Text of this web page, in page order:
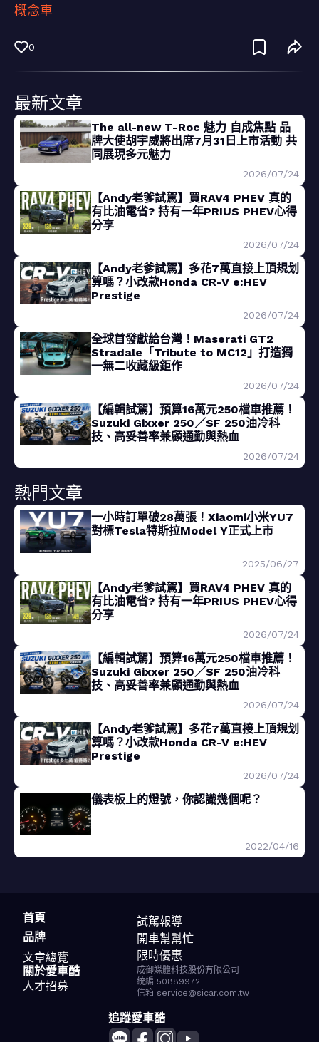
概念車
0
最新文章
The all-new T-Roc 魅力 自成焦點 品
牌大使胡宇威將出席7月31日上市活動 共
同展現多元魅力
2026/07/24
【Andy老爹試駕】買RAV4 PHEV 真的
有比油電省? 持有一年PRIUS PHEV心得
分享
2026/07/24
【Andy老爹試駕】多花7萬直接上頂規划
算嗎？小改款Honda CR-V e:HEV
Prestige
2026/07/24
全球首發獻給台灣！Maserati GT2
Stradale「Tribute to MC12」打造獨
一無二收藏級鉅作
2026/07/24
【編輯試駕】預算16萬元250檔車推薦！
Suzuki Gixxer 250／SF 250油冷科
技、高妥善率兼顧通勤與熱血
2026/07/24
熱門文章
一小時訂單破28萬張！Xiaomi小米YU7
對標Tesla特斯拉Model Y正式上市
2025/06/27
【Andy老爹試駕】買RAV4 PHEV 真的
有比油電省? 持有一年PRIUS PHEV心得
分享
2026/07/24
【編輯試駕】預算16萬元250檔車推薦！
Suzuki Gixxer 250／SF 250油冷科
技、高妥善率兼顧通勤與熱血
2026/07/24
【Andy老爹試駕】多花7萬直接上頂規划
算嗎？小改款Honda CR-V e:HEV
Prestige
2026/07/24
儀表板上的燈號，你認識幾個呢？
2022/04/16
首頁
品牌
文章總覽
試駕報導
開車幫幫忙
限時優惠
關於愛車酷
人才招募
成御媒體科技股份有限公司
統編 50889972
信箱 service@sicar.com.tw
追蹤愛車酷